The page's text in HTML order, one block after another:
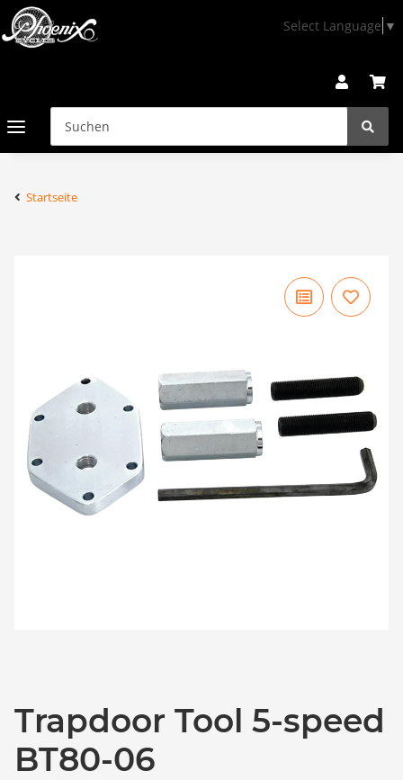
Select Language ▼
Startseite
Trapdoor Tool 5-speed
BT80-06